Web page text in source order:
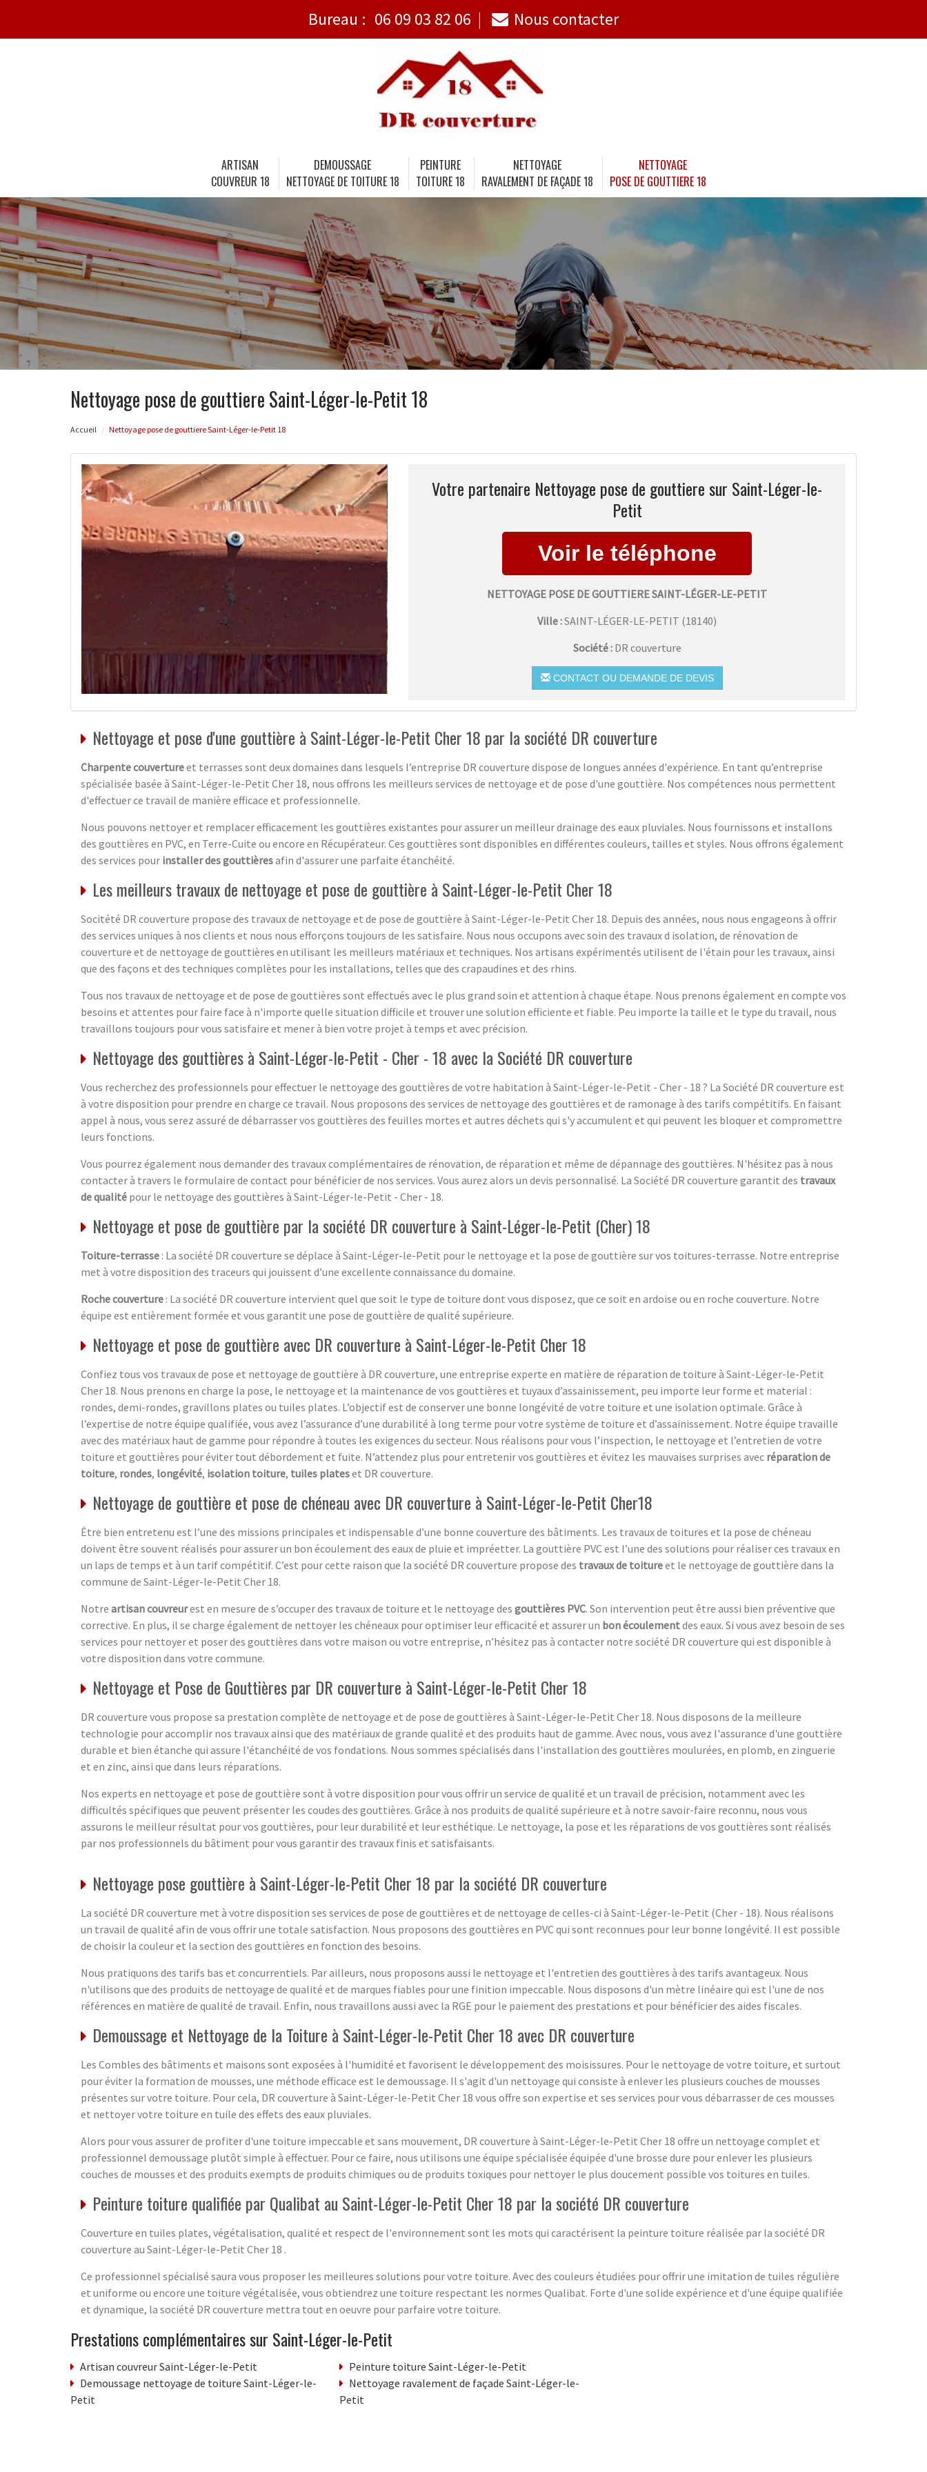
Bureau : 06 09 03 82 06 Nous contacter
ARTISAN
COUVREUR 18
DEMOUSSAGE
NETTOYAGE DE TOITURE 18
PEINTURE
TOITURE 18
NETTOYAGE
RAVALEMENT DE FAÇADE 18
NETTOYAGE
POSE DE GOUTTIERE 18
Nettoyage pose de gouttiere Saint-Léger-le-Petit 18
Accueil Nettoyage pose de gouttiere Saint-Léger-le-Petit 18
Votre partenaire Nettoyage pose de gouttiere sur Saint-Léger-le-
Petit
NETTOYAGE POSE DE GOUTTIERE SAINT-LÉGER-LE-PETIT
Ville :SAINT-LÉGER-LE-PETIT (18140)
Société : DR couverture
CONTACT OU DEMANDE DE DEVIS
Nettoyage et pose d'une gouttière à Saint-Léger-le-Petit Cher 18 par la société DR couverture
Charpente couvertureet terrasses sont deux domaines dans lesquels l’entreprise DR couverture dispose de longues années d'expérience. En tant qu’entreprise
spécialisée basée à Saint-Léger-le-Petit Cher 18, nous offrons les meilleurs services de nettoyage et de pose d'une gouttière. Nos compétences nous permettent
d'effectuer ce travail de manière efficace et professionnelle.
Nous pouvons nettoyer et remplacer efficacement les gouttières existantes pour assurer un meilleur drainage des eaux pluviales. Nous fournissons et installons
des gouttières en PVC, en Terre-Cuite ou encore en Récupérateur. Ces gouttières sont disponibles en différentes couleurs, tailles et styles. Nous offrons également
des services pour installer des gouttièresafin d'assurer une parfaite étanchéité.
Les meilleurs travaux de nettoyage et pose de gouttière à Saint-Léger-le-Petit Cher 18
Socitété DR couverture propose des travaux de nettoyage et de pose de gouttière à Saint-Léger-le-Petit Cher 18. Depuis des années, nous nous engageons à offrir
des services uniques à nos clients et nous nous efforçons toujours de les satisfaire. Nous nous occupons avec soin des travaux d isolation, de rénovation de
couverture et de nettoyage de gouttières en utilisant les meilleurs matériaux et techniques. Nos artisans expérimentés utilisent de l'étain pour les travaux, ainsi
que des façons et des techniques complètes pour les installations, telles que des crapaudines et des rhins.
Tous nos travaux de nettoyage et de pose de gouttières sont effectués avec le plus grand soin et attention à chaque étape. Nous prenons également en compte vos
besoins et attentes pour faire face à n'importe quelle situation difficile et trouver une solution efficiente et fiable. Peu importe la taille et le type du travail, nous
travaillons toujours pour vous satisfaire et mener à bien votre projet à temps et avec précision.
Nettoyage des gouttières à Saint-Léger-le-Petit - Cher - 18 avec la Société DR couverture
Vous recherchez des professionnels pour effectuer le nettoyage des gouttières de votre habitation à Saint-Léger-le-Petit - Cher - 18 ? La Société DR couverture est
à votre disposition pour prendre en charge ce travail. Nous proposons des services de nettoyage des gouttières et de ramonage à des tarifs compétitifs. En faisant
appel à nous, vous serez assuré de débarrasser vos gouttières des feuilles mortes et autres déchets qui s'y accumulent et qui peuvent les bloquer et compromettre
leurs fonctions.
Vous pourrez également nous demander des travaux complémentaires de rénovation, de réparation et même de dépannage des gouttières. N'hésitez pas à nous
contacter à travers le formulaire de contact pour bénéficier de nos services. Vous aurez alors un devis personnalisé. La Société DR couverture garantit des travaux
de qualité pour le nettoyage des gouttières à Saint-Léger-le-Petit - Cher - 18.
Nettoyage et pose de gouttière par la société DR couverture à Saint-Léger-le-Petit (Cher) 18
Toiture-terrasse : La société DR couverture se déplace à Saint-Léger-le-Petit pour le nettoyage et la pose de gouttière sur vos toitures-terrasse. Notre entreprise
met à votre disposition des traceurs qui jouissent d’une excellente connaissance du domaine.
Roche couverture : La société DR couverture intervient quel que soit le type de toiture dont vous disposez, que ce soit en ardoise ou en roche couverture. Notre
équipe est entièrement formée et vous garantit une pose de gouttière de qualité supérieure.
Nettoyage et pose de gouttière avec DR couverture à Saint-Léger-le-Petit Cher 18
Confiez tous vos travaux de pose et nettoyage de gouttière à DR couverture, une entreprise experte en matière de réparation de toiture à Saint-Léger-le-Petit
Cher 18. Nous prenons en charge la pose, le nettoyage et la maintenance de vos gouttières et tuyaux d’assainissement, peu importe leur forme et material :
rondes, demi-rondes, gravillons plates ou tuiles plates. L’objectif est de conserver une bonne longévité de votre toiture et une isolation optimale. Grâce à
l’expertise de notre équipe qualifiée, vous avez l’assurance d’une durabilité à long terme pour votre système de toiture et d’assainissement. Notre équipe travaille
avec des matériaux haut de gamme pour répondre à toutes les exigences du secteur. Nous réalisons pour vous l’inspection, le nettoyage et l’entretien de votre
toiture et gouttières pour éviter tout débordement et fuite. N’attendez plus pour entretenir vos gouttières et évitez les mauvaises surprises avec réparation de
toiture, rondes, longévité, isolation toiture, tuiles plateset DR couverture.
Nettoyage de gouttière et pose de chéneau avec DR couverture à Saint-Léger-le-Petit Cher18
Être bien entretenu est l’une des missions principales et indispensable d’une bonne couverture des bâtiments. Les travaux de toitures et la pose de chéneau
doivent être souvent réalisés pour assurer un bon écoulement des eaux de pluie et impréetter. La gouttière PVC est l’une des solutions pour réaliser ces travaux en
un laps de temps et à un tarif compétitif. C’est pour cette raison que la société DR couverture propose des travaux de toitureet le nettoyage de gouttière dans la
commune de Saint-Léger-le-Petit Cher 18.
Notre artisan couvreurest en mesure de s’occuper des travaux de toiture et le nettoyage des gouttières PVC. Son intervention peut être aussi bien préventive que
corrective. En plus, il se charge également de nettoyer les chéneaux pour optimiser leur efficacité et assurer un bon écoulementdes eaux. Si vous avez besoin de ses
services pour nettoyer et poser des gouttières dans votre maison ou votre entreprise, n’hésitez pas à contacter notre société DR couverture qui est disponible à
votre disposition dans votre commune.
Nettoyage et Pose de Gouttières par DR couverture à Saint-Léger-le-Petit Cher 18
DR couverture vous propose sa prestation complète de nettoyage et de pose de gouttières à Saint-Léger-le-Petit Cher 18. Nous disposons de la meilleure
technologie pour accomplir nos travaux ainsi que des matériaux de grande qualité et des produits haut de gamme. Avec nous, vous avez l'assurance d'une gouttière
durable et bien étanche qui assure l'étanchéité de vos fondations. Nous sommes spécialisés dans l'installation des gouttières moulurées, en plomb, en zinguerie
et en zinc, ainsi que dans leurs réparations.
Nos experts en nettoyage et pose de gouttière sont à votre disposition pour vous offrir un service de qualité et un travail de précision, notamment avec les
difficultés spécifiques que peuvent présenter les coudes des gouttières. Grâce à nos produits de qualité supérieure et à notre savoir-faire reconnu, nous vous
assurons le meilleur résultat pour vos gouttières, pour leur durabilité et leur esthétique. Le nettoyage, la pose et les réparations de vos gouttières sont réalisés
par nos professionnels du bâtiment pour vous garantir des travaux finis et satisfaisants.
Nettoyage pose gouttière à Saint-Léger-le-Petit Cher 18 par la société DR couverture
La société DR couverture met à votre disposition ses services de pose de gouttières et de nettoyage de celles-ci à Saint-Léger-le-Petit (Cher - 18). Nous réalisons
un travail de qualité afin de vous offrir une totale satisfaction. Nous proposons des gouttières en PVC qui sont reconnues pour leur bonne longévité. Il est possible
de choisir la couleur et la section des gouttières en fonction des besoins.
Nous pratiquons des tarifs bas et concurrentiels. Par ailleurs, nous proposons aussi le nettoyage et l'entretien des gouttières à des tarifs avantageux. Nous
n'utilisons que des produits de nettoyage de qualité et de marques fiables pour une finition impeccable. Nous disposons d'un mètre linéaire qui est l'une de nos
références en matière de qualité de travail. Enfin, nous travaillons aussi avec la RGE pour le paiement des prestations et pour bénéficier des aides fiscales.
Demoussage et Nettoyage de la Toiture à Saint-Léger-le-Petit Cher 18 avec DR couverture
Les Combles des bâtiments et maisons sont exposées à l'humidité et favorisent le développement des moisissures. Pour le nettoyage de votre toiture, et surtout
pour éviter la formation de mousses, une méthode efficace est le demoussage. Il s'agit d'un nettoyage qui consiste à enlever les plusieurs couches de mousses
présentes sur votre toiture. Pour cela, DR couverture à Saint-Léger-le-Petit Cher 18 vous offre son expertise et ses services pour vous débarrasser de ces mousses
et nettoyer votre toiture en tuile des effets des eaux pluviales.
Alors pour vous assurer de profiter d'une toiture impeccable et sans mouvement, DR couverture à Saint-Léger-le-Petit Cher 18 offre un nettoyage complet et
professionnel demoussage plutôt simple à effectuer. Pour ce faire, nous utilisons une équipe spécialisée équipée d'une brosse dure pour enlever les plusieurs
couches de mousses et des produits exempts de produits chimiques ou de produits toxiques pour nettoyer le plus doucement possible vos toitures en tuiles.
Peinture toiture qualifiée par Qualibat au Saint-Léger-le-Petit Cher 18 par la société DR couverture
Couverture en tuiles plates, végétalisation, qualité et respect de l'environnement sont les mots qui caractérisent la peinture toiture réalisée par la société DR
couverture au Saint-Léger-le-Petit Cher 18 .
Ce professionnel spécialisé saura vous proposer les meilleures solutions pour votre toiture. Avec des couleurs étudiées pour offrir une imitation de tuiles régulière
et uniforme ou encore une toiture végétalisée, vous obtiendrez une toiture respectant les normes Qualibat. Forte d'une solide expérience et d'une équipe qualifiée
et dynamique, la société DR couverture mettra tout en oeuvre pour parfaire votre toiture.
Prestations complémentaires sur Saint-Léger-le-Petit
Artisan couvreur Saint-Léger-le-Petit
Demoussage nettoyage de toiture Saint-Léger-le-
Petit
Peinture toiture Saint-Léger-le-Petit
Nettoyage ravalement de façade Saint-Léger-le-
Petit